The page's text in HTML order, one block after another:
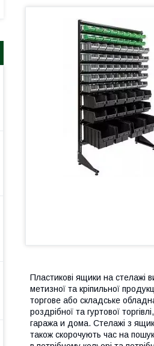
Пластикові ящики на стелажі
метизної та кріпильної
торгове або складське
роздрібної та гуртової
гаража и дома. Стелажі з
також скорочують час на